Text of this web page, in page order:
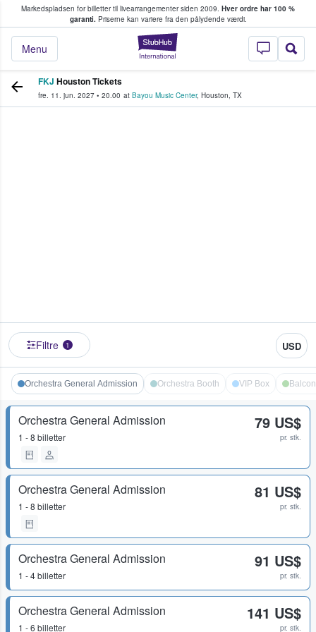
Markedspladsen for billetter til livearrangementer siden 2009. Hver ordre har 100 %
garanti.Priserne kan variere fra den pålydende værdi.
StubHub - Hvor
Menu
køber og sælger billetter
FKJ Houston Tickets
fre. 11. jun. 2027 • 20.00 at Bayou Music Center, Houston, TX
Filtre 1 USD
Orchestra General Admission Orchestra Booth VIP Box
Orchestra General Admission
1 - 8 billetter
79 US$
pr. stk.
Orchestra General Admission
1 - 8 billetter
81 US$
pr. stk.
Orchestra General Admission
1 - 4 billetter
91 US$
pr. stk.
Orchestra General Admission
1 - 6 billetter
141 US$
pr. stk.